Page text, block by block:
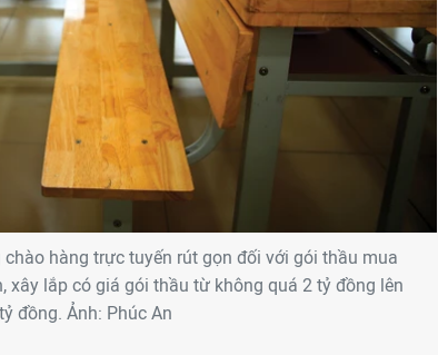
hàng trực tuyến rút gọn đối với gói thầu mua
xây lắp có giá gói thầu từ không quá 2 tỷ đồng lên
đồng. Ảnh: Phúc An